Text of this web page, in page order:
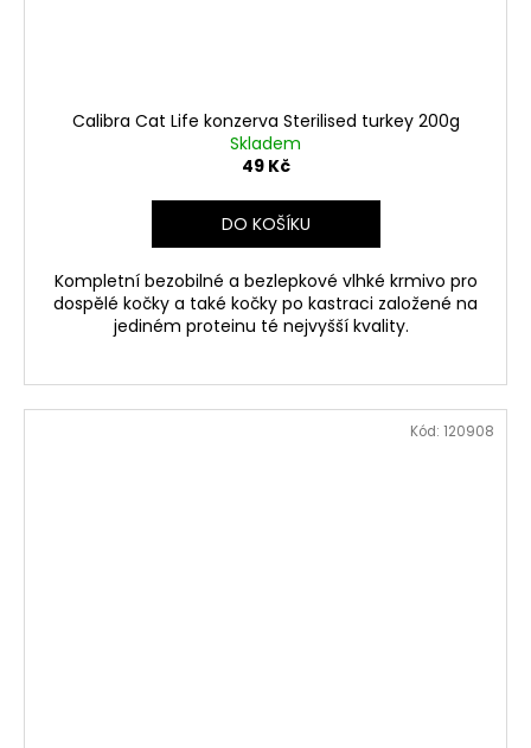
Calibra Cat Life konzerva Sterilised turkey 200g
Skladem
49 Kč
DO KOŠÍKU
Kompletní bezobilné a bezlepkové vlhké krmivo pro
dospělé kočky a také kočky po kastraci založené na
jediném proteinu té nejvyšší kvality.
Kód: 120908